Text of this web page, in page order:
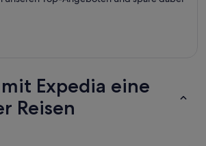
Expedia eine
Reisen